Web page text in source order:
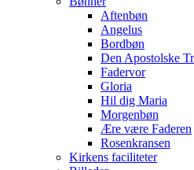
Aftenbøn
Angelus
Bordbøn
Den Apostolske
Fadervor
Gloria
Hil dig Maria
Morgenbøn
Ære være Faderen
Rosenkransen
Kirkens faciliteter